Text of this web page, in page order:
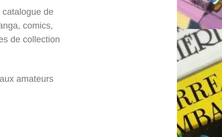
de
comics,
de collection
amateurs